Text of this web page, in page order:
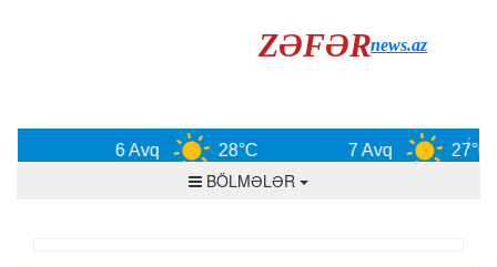
ZƏFƏRnews.az
6 Avq 28°C 7 Avq 27°C
BÖLMƏLƏR